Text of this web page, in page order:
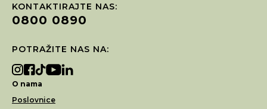
KONTAKTIRAJTE NAS:
0800 0890
POTRAŽITE NAS NA:
O nama
Poslovnice